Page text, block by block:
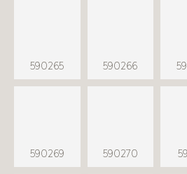
590265 590266
590269 590270